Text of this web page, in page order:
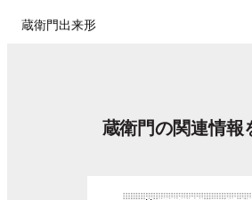
蔵衛門出来形
蔵衛門の関連情報